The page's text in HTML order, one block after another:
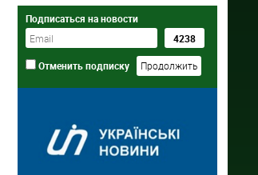
Подписаться на новости
Отменить подписку